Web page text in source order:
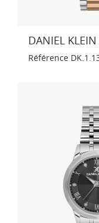
DANIEL
Référence